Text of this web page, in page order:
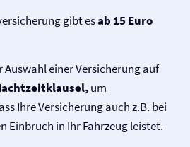
gibt esab 15 Euro
Auswahl einer Versicherung auf
um
Ihre Versicherung auch z.B. bei
Einbruch in Ihr Fahrzeug leistet.